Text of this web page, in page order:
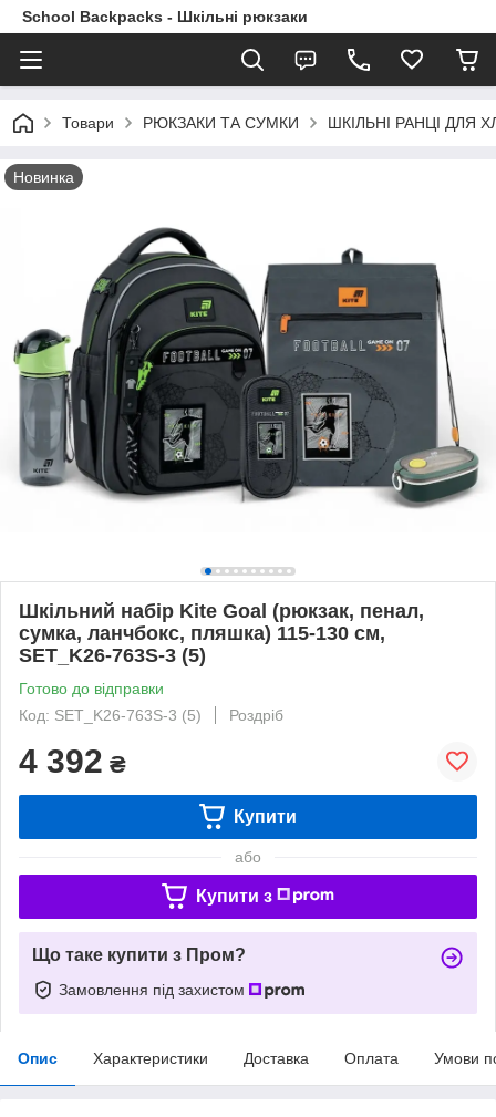
School Backpacks - Шкільні рюкзаки
Товари РЮКЗАКИ ТА СУМКИ ШКІЛЬНІ РАНЦІ ДЛЯ
Новинка
Шкільний набір Kite Goal (рюкзак, пенал,
сумка, ланчбокс, пляшка) 115-130 см,
SET_K26-763S-3 (5)
Готово до відправки
Код: SET_K26-763S-3 (5)
Роздріб
4 392 ₴
Купити
або
Купити з
Що таке купити з Пром?
Замовлення під захистом
Опис Характеристики Доставка Оплата Умови